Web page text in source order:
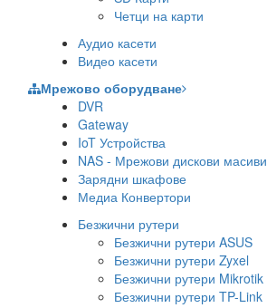
Четци на карти
Аудио касети
Видео касети
Мрежово оборудване
DVR
Gateway
IoT Устройства
NAS - Мрежови дискови масиви
Зарядни шкафове
Медиа Конвертори
Безжични рутери
Безжични рутери ASUS
Безжични рутери Zyxel
Безжични рутери Mikrotik
Безжични рутери TP-Link